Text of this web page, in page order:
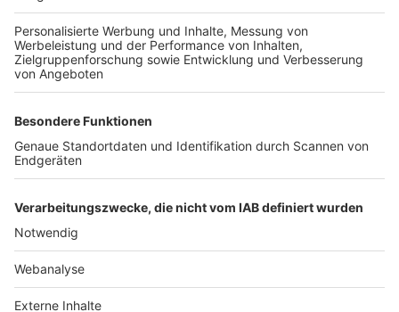
TOP-PARTNER
Nutzungsbedingungen Datenschutz Impressum